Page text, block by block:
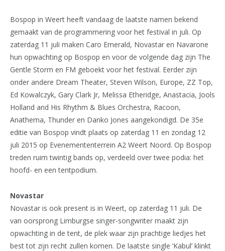
Bospop in Weert heeft vandaag de laatste namen bekend
gemaakt van de programmering voor het festival in juli. Op
zaterdag 11 juli maken Caro Emerald, Novastar en Navarone
hun opwachting op Bospop en voor de volgende dag zijn The
Gentle Storm en FM geboekt voor het festival. Eerder zijn
onder andere Dream Theater, Steven Wilson, Europe, ZZ Top,
Ed Kowalczyk, Gary Clark Jr, Melissa Etheridge, Anastacia, Jools
Holland and His Rhythm & Blues Orchestra, Racoon,
Anathema, Thunder en Danko Jones aangekondigd. De 35e
editie van Bospop vindt plaats op zaterdag 11 en zondag 12
juli 2015 op Evenemententerrein A2 Weert Noord. Op Bospop
treden ruim twintig bands op, verdeeld over twee podia: het
hoofd- en een tentpodium.
Novastar
Novastar is ook present is in Weert, op zaterdag 11 juli. De
van oorsprong Limburgse singer-songwriter maakt zijn
opwachting in de tent, de plek waar zijn prachtige liedjes het
best tot zijn recht zullen komen. De laatste single ‘Kabul’ klinkt